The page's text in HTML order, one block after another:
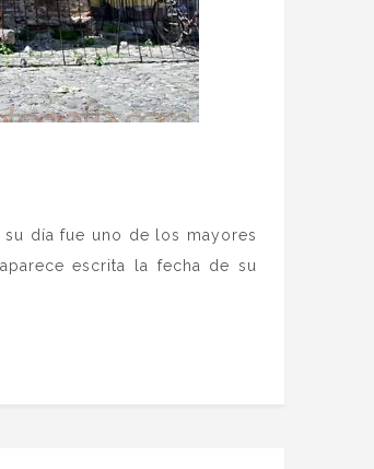
día fue uno de los mayores
escrita la fecha de su